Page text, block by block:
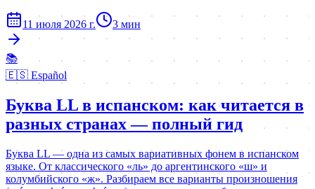
11 июля 2026 г. 3 мин
📚
🇪🇸 Español
Буква LL в испанском: как читается в
разных странах — полный гид
Буква LL — одна из самых вариативных фонем в испанском
языке. От классического «ль» до аргентинского «ш» и
колумбийского «ж». Разбираем все варианты произношения